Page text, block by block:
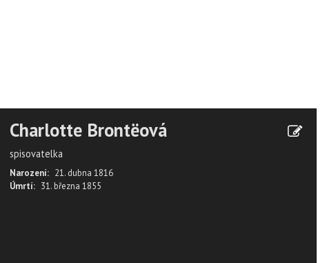
Charlotte Brontëová
spisovatelka
Narození: 21. dubna 1816
Úmrtí: 31. března 1855